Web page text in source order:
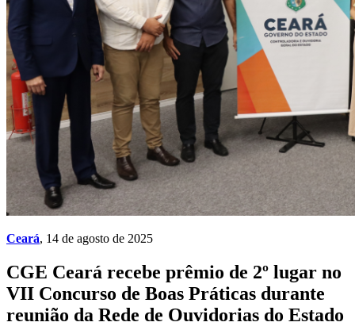
Ceará, 14 de agosto de 2025
CGE Ceará recebe prêmio de 2º lugar no
VII Concurso de Boas Práticas durante
reunião da Rede de Ouvidorias do Estado